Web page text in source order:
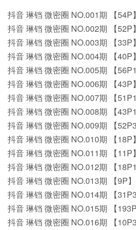
抖音 琳铛 微密圈 NO.001期 【54P】
抖音 琳铛 微密圈 NO.002期 【52P】
抖音 琳铛 微密圈 NO.003期 【33P】
抖音 琳铛 微密圈 NO.004期 【40P】
抖音 琳铛 微密圈 NO.005期 【
抖音 琳铛 微密圈 NO.006期 【43P】
抖音 琳铛 微密圈 NO.007期 【
抖音 琳铛 微密圈 NO.008期 【
抖音 琳铛 微密圈 NO.009期 【
抖音 琳铛 微密圈 NO.010期 【18P】
抖音 琳铛 微密圈 NO.011期 【11P】
抖音 琳铛 微密圈 NO.012期 【
抖音 琳铛 微密圈 NO.013期 【9P】
抖音 琳铛 微密圈 NO.014期 【
抖音 琳铛 微密圈 NO.015期 【193P
抖音 琳铛 微密圈 NO.016期 【